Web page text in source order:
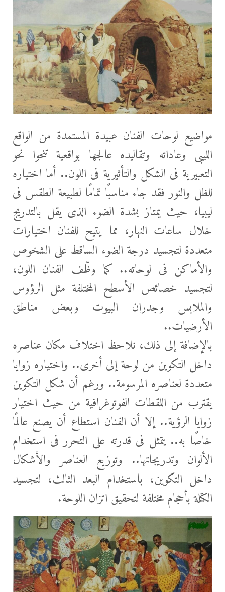
مواضيع لوحات الفنان عبيدة المستمدة من الواقع
الليبى وعاداته وتقاليده عالجها بواقعية تنحوا نحو
التعبيرية فى الشكل والتأثيرية فى اللون.. أما اختياره
للظل والنور فقد جاء مناسبًا تمامًا لطبيعة الطقس فى
ليبيا، حيث يمتاز بشدة الضوء الذى يقل بالتدريج
خلال ساعات النهار، مما يتيح للفنان اختيارات
متعددة لتجسيد درجة الضوء الساقط على الشخوص
والأماكن فى لوحاته.. كما وظّف الفنان اللون،
لتجسيد خصائص الأسطح المختلفة مثل الرؤوس
والملابس وجدران البيوت وبعض مناطق
الأرضيات..
بالإضافة إلى ذلك، نلاحظ اختلاف مكان عناصره
داخل التكوين من لوحة إلى أخرى.. واختياره زوايا
متعددة لعناصره المرسومة.. ورغم أن شكل التكوين
يقترب من اللقطات الفوتوغرافية من حيث اختيار
زوايا الرؤية.. إلا أن الفنان استطاع أن يصنع عالمًا
خاصًا به.. يتمثل فى قدرته على التحرر فى استخدام
الألوان وتدريجاتها.. وتوزيع العناصر والأشكال
داخل التكوين، باستخدام البعد الثالث، لتجسيد
الكتلة بأحجام مختلفة لتحقيق اتزان اللوحة.